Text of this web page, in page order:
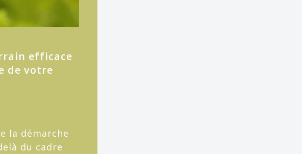
efficace
de votre
la démarche
du cadre